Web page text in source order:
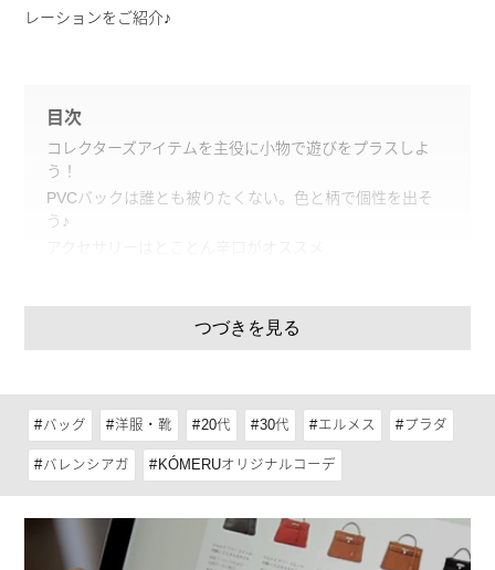
レーションをご紹介♪
目次
コレクターズアイテムを主役に小物で遊びをプラスしよ
う！
PVCバックは誰とも被りたくない。色と柄で個性を出そ
う♪
スしよう！
※掲載のアイテムは、KOMEHYO独自で買取り・仕入れ・販売しているアイテムの一例で
トップス：PRADA 32,980円/スカート：HERMES 29,980円/サンダル：BALENCIAGA 2
9,980円/ハット：BORSALINO 15,980円/ブレスレット：ALYX 5,980円/バッグ：mame
つづきを見る
バッグ 洋服・靴 20代 30代 エルメス プラダ
バレンシアガ KÓMERUオリジナルコーデ